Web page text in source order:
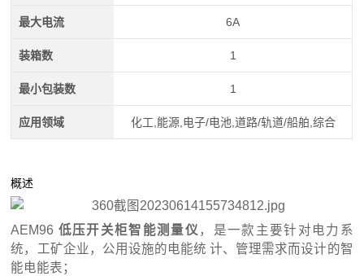
最大电流 6A
装箱数 1
最小包装数 1
应用领域 化工,能源,电子/电池,道路/轨道/船舶,综合
概述
AEM96 低压开关柜智能测量仪 ，是一款主要针对电力系
统，工矿企业，公用设施的电能统 计、管理需求而设计的智
能电能表；